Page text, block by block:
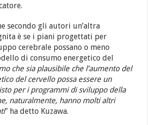
secondo gli autori un’altra
è se i piani progettati per
cerebrale possano o meno
di consumo energetico del
che sia plausibile che l’aumento del
del cervello possa essere un
per i programmi di sviluppo della
naturalmente, hanno molti altri
” ha detto Kuzawa.